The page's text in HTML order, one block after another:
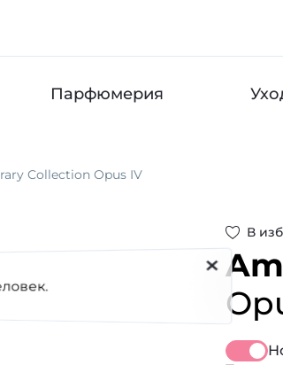
Парфюмерия
Collection Opus IV
В